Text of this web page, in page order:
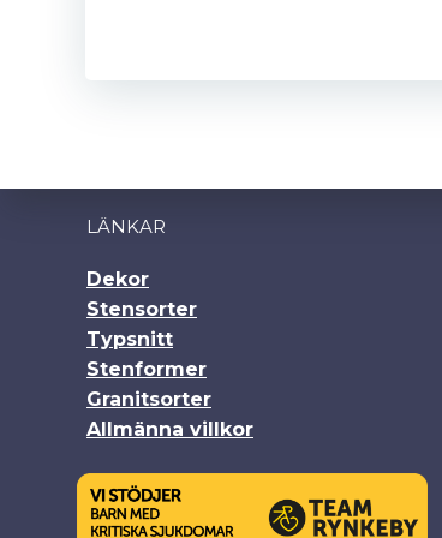
LÄNKAR
Dekor
Stensorter
Typsnitt
Stenformer
Granitsorter
Allmänna villkor